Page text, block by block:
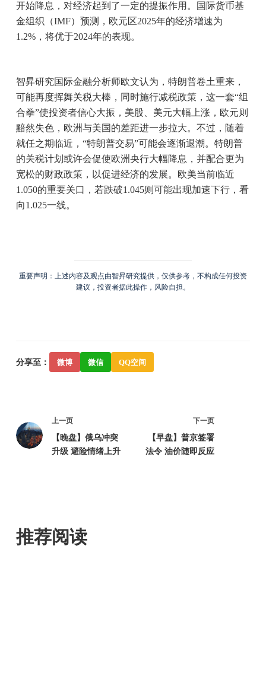
开始降息，对经济起到了一定的提振作用。国际货币基
金组织（IMF）预测，欧元区2025年的经济增速为
1.2%，将优于2024年的表现。
智昇研究国际金融分析师欧文认为，特朗普卷土重来，
可能再度挥舞关税大棒，同时施行减税政策，这一套“组
合拳”使投资者信心大振，美股、美元大幅上涨，欧元则
黯然失色，欧洲与美国的差距进一步拉大。不过，随着
就任之期临近，“特朗普交易”可能会逐渐退潮。特朗普
的关税计划或许会促使欧洲央行大幅降息，并配合更为
宽松的财政政策，以促进经济的发展。欧美当前临近
1.050的重要关口，若跌破1.045则可能出现加速下行，看
向1.025一线。
重要声明：上述内容及观点由智昇研究提供，仅供参考，不构成任何投资
建议，投资者据此操作，风险自担。
分享至： 微博 微信 QQ空间
上一页
【晚盘】俄乌冲突
升级 避险情绪上升
下一页
【早盘】普京签署
法令 油价随即反应
推荐阅读